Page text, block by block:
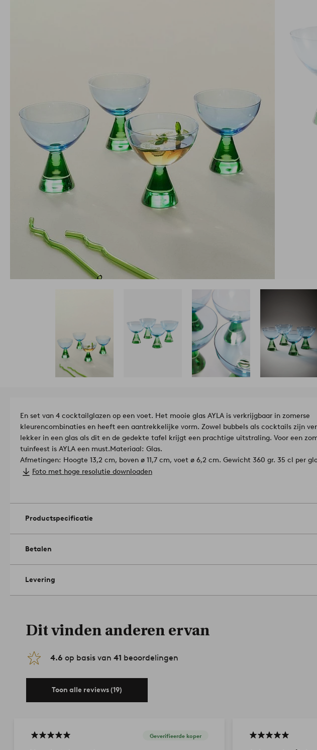
En set van 4 cocktailglazen op een voet. Het mooie glas AYLA is verkrijgbaar in zomerse
kleurencombinaties en heeft een aantrekkelijke vorm. Zowel bubbels als cocktails zijn
lekker in een glas als dit en de gedekte tafel krijgt een prachtige uitstraling. Voor een
tuinfeest is AYLA een must.Materiaal: Glas.
Afmetingen: Hoogte 13,2 cm, boven ø 11,7 cm, voet ø 6,2 cm. Gewicht 360 gr. 35 cl per
Onderhoud: Handafwas.
Tips/advies: Dek de tafel met zomerse bloemen en kleurrijke stoffen servetten voor een
Foto met hoge resolutie downloaden
Productspecificatie
Betalen
Levering
Dit vinden anderen ervan
4.6 op basis van 41 beoordelingen
Toon alle reviews (19)
Geverifieerde koper